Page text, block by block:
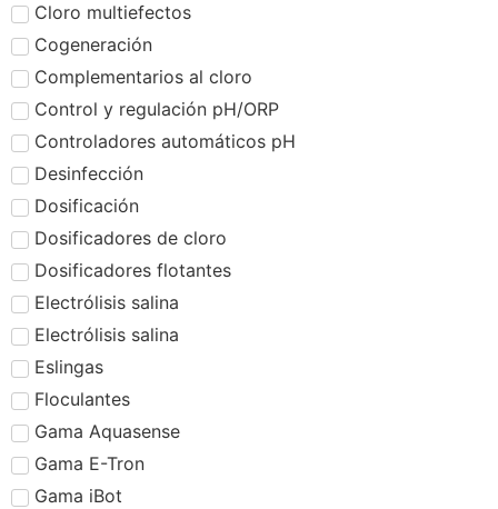
Cloro multiefectos
Cogeneración
Complementarios al cloro
Control y regulación pH/ORP
Controladores automáticos pH
Desinfección
Dosificación
Dosificadores de cloro
Dosificadores flotantes
Electrólisis salina
Electrólisis salina
Eslingas
Floculantes
Gama Aquasense
Gama E-Tron
Gama iBot